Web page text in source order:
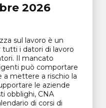
2026
sul lavoro è un
i datori di lavoro
Il mancato
può comportare
a mettere a rischio la
le aziende
obblighi, CNA
di corsi di